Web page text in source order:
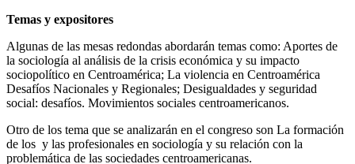
Temas y expositores
Algunas de las mesas redondas abordarán temas como: Aportes de
la sociología al análisis de la crisis económica y su impacto
sociopolítico en Centroamérica; La violencia en Centroamérica
Desafíos Nacionales y Regionales; Desigualdades y seguridad
social: desafíos. Movimientos sociales centroamericanos.
Otro de los tema que se analizarán en el congreso son La formación
de los y las profesionales en sociología y su relación con la
problemática de las sociedades centroamericanas.